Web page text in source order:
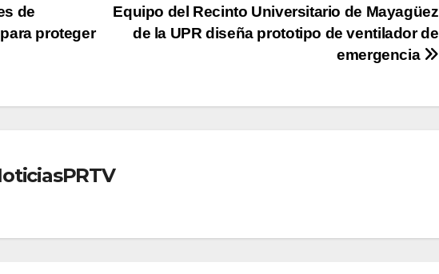
Equipo del Recinto Universitario de Mayagüez
de la UPR diseña prototipo de ventilador de
emergencia
de
proteger